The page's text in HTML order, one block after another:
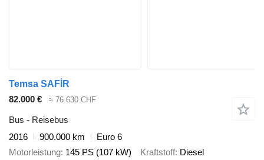
Temsa SAFİR
82.000 €
≈ 76.630 CHF
Bus - Reisebus
2016
900.000 km
Euro 6
Motorleistung 145 PS (107 kW) Kraftstoff Diesel